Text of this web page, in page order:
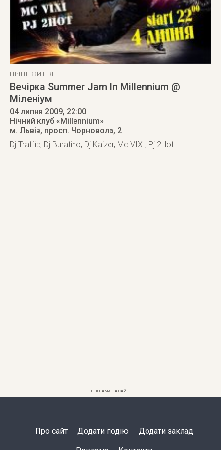
НІЧНЕ ЖИТТЯ
Вечірка Summer Jam In Millennium @
Міленіум
04 липня 2009, 22:00
Нічний клуб «Millennium»
м. Львів, просп. Чорновола, 2
Dj Traffic, Dj Buratino, Dj Kaizer, Mc VIXI, Pj 2Hot
РЕКЛАМА НА САЙТІ
Про сайт Додати подію Додати заклад